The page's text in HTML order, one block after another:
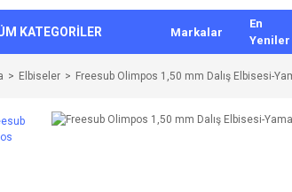
KATEGORİLER Markalar
En
Yeniler
Elbiseler Freesub Olimpos 1,50 mm Dalış Elbisesi-